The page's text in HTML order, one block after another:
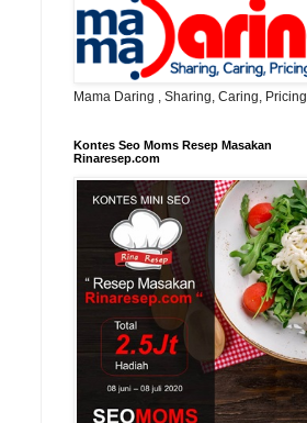
Mama Daring , Sharing, Caring, Pricing
Kontes Seo Moms Resep Masakan
Rinaresep.com